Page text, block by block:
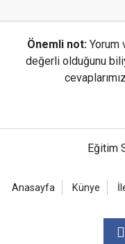
Önemli not: Yorum
değerli olduğunu
Eğitim
Anasayfa Künye